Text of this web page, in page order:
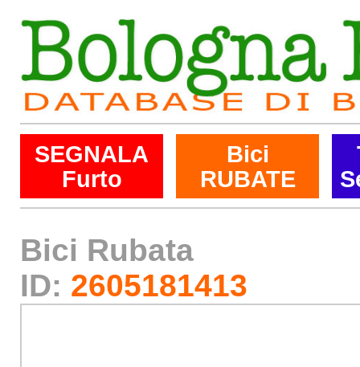
SEGNALA
Furto
Bici
RUBATE
Bici Rubata
ID: 2605181413